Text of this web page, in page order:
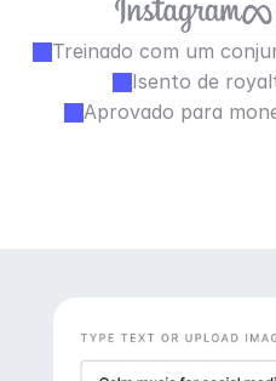
Treinado com um
Isento de
Aprovado para